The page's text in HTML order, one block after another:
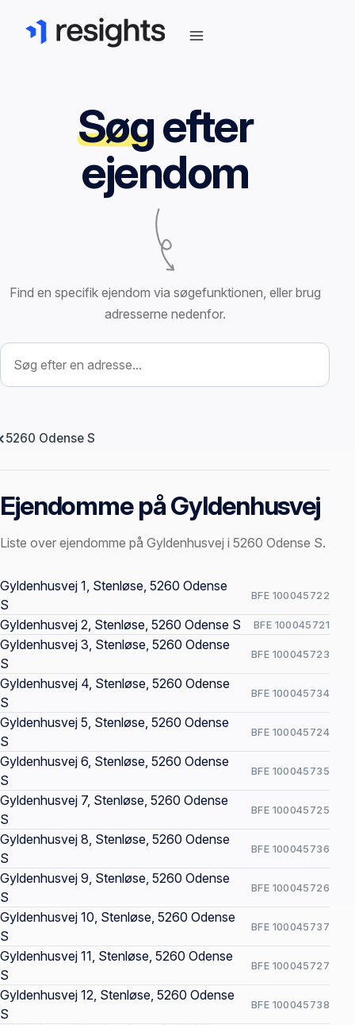
Søgefter
ejendom
Find en specifik ejendom via søgefunktionen, eller brug
adresserne nedenfor.
Søg efter ejendom
5260 Odense S
Ejendomme på Gyldenhusvej
Liste over ejendomme på Gyldenhusvej i 5260 Odense S.
Offentlige ejendomssider
Gyldenhusvej 1, Stenløse, 5260 Odense
S
BFE 100045722
Gyldenhusvej 2, Stenløse, 5260 Odense S BFE 100045721
Gyldenhusvej 3, Stenløse, 5260 Odense
S
BFE 100045723
Gyldenhusvej 4, Stenløse, 5260 Odense
S
BFE 100045734
Gyldenhusvej 5, Stenløse, 5260 Odense
S
BFE 100045724
Gyldenhusvej 6, Stenløse, 5260 Odense
S
BFE 100045735
Gyldenhusvej 7, Stenløse, 5260 Odense
S
BFE 100045725
Gyldenhusvej 8, Stenløse, 5260 Odense
S
BFE 100045736
Gyldenhusvej 9, Stenløse, 5260 Odense
S
BFE 100045726
Gyldenhusvej 10, Stenløse, 5260 Odense
S
BFE 100045737
Gyldenhusvej 11, Stenløse, 5260 Odense
S
BFE 100045727
Gyldenhusvej 12, Stenløse, 5260 Odense
S
BFE 100045738